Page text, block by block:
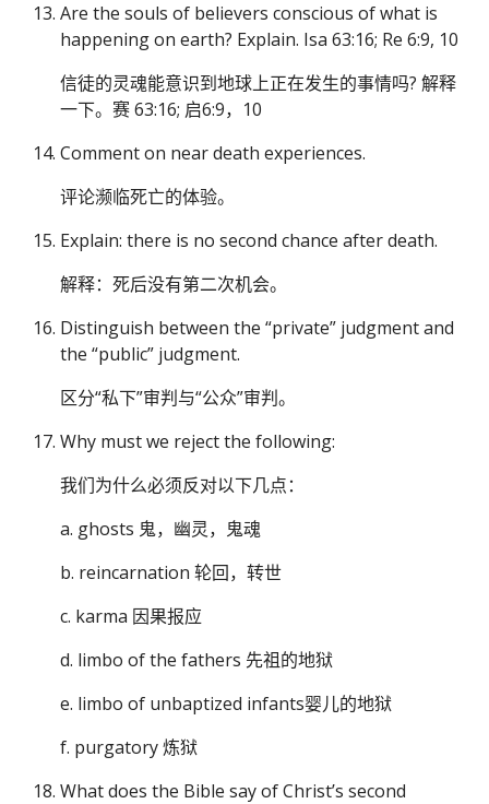
Are the souls of believers conscious of what is
happening on earth? Explain. Isa 63:16; Re 6:9, 10
信徒的灵魂能意识到地球上正在发生的事情吗? 解释
一下。赛 63:16; 启6:9，10
Comment on near death experiences.
评论濒临死亡的体验。
Explain: there is no second chance after death.
解释：死后没有第二次机会。
Distinguish between the “private” judgment and
the “public” judgment.
区分“私下”审判与“公众”审判。
Why must we reject the following:
我们为什么必须反对以下几点：
a. ghosts 鬼，幽灵，鬼魂
b. reincarnation 轮回，转世
c. karma 因果报应
d. limbo of the fathers 先祖的地狱
e. limbo of unbaptized infants婴儿的地狱
f. purgatory 炼狱
What does the Bible say of Christ’s second